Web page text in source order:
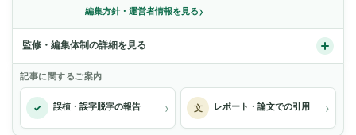
編集方針・運営者情報を見る›
監修・編集体制の詳細を見る
記事に関するご案内
✓ 誤植・誤字脱字の報告 › 文 レポート・論文での引用 ›